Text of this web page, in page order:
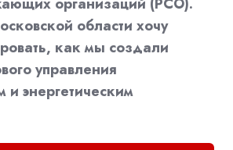
области хочу
как мы создали
управления
энергетическим